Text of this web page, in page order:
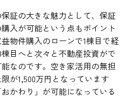
証の大きな魅力として、保証
入が可能という点もポイント
物件購入のローンで1棟目で経
目へと次々と不動産投資がで
なのです。空き家活用の無担
が1,500万円となっています
かわり」が可能になっている